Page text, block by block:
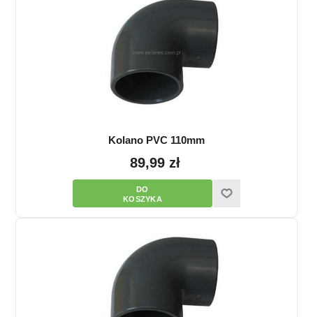
Kolano PVC 110mm
89,99 zł